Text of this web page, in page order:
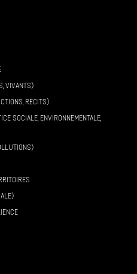
VIVANTS)
RÉCITS)
SOCIALE, ENVIRONNEMENTALE,